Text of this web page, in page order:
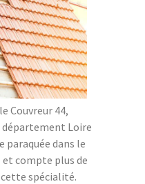
Couvreur 44,
département Loire
paraquée dans le
compte plus de
cette spécialité.